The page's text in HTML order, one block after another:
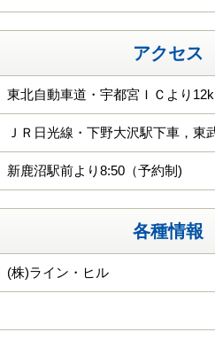
アクセス
東北自動車道・宇都宮ＩＣより
ＪＲ日光線・下野大沢駅下車，東
新鹿沼駅前より8:50（予約制)
各種情報
(株)ライン・ヒル